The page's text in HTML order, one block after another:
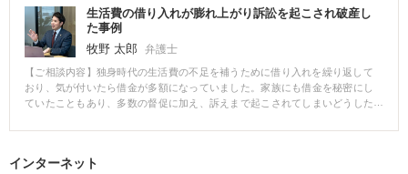
争いになりそうな場合にはすぐ弁護士にご相談ください。
生活費の借り入れが膨れ上がり訴訟を起こされ破産し
た事例
牧野 太郎
弁護士
【ご相談内容】独身時代の生活費の不足を補うために借り入れを繰り返して
おり、気が付いたら借金が多額になっていました。家族にも借金を秘密にし
ていたこともあり、多数の督促に加え、訴えまで起こされてしまいどうした
し、督促を停止させ、本人に連絡がいかないようにしました。 また、本人は
能なことが分かり、同時廃止手続を行うことにしました。 債権者から訴訟も
インターネット